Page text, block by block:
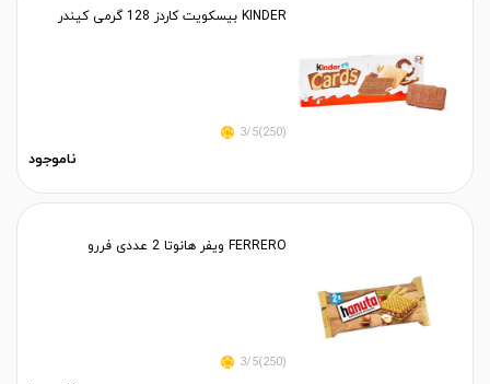
KINDER بیسکویت کاردز 128 گرمی کیندر
(250)3/5
ناموجود
FERRERO ویفر هانوتا 2 عددی فررو
(250)3/5